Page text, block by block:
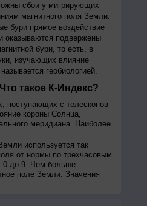
сбои у мигрирующих
магнитного поля Земли.
бури прямое воздействие
оказываются подвержены
бури, то есть, в
изучающих влияние
геобиологией.
такое К-Индекс?
поступающих с телескопов
короны Солнца,
меридиана. Наиболее
используется так
от нормы по трехчасовым
0 до 9. Чем больше
поле Земли. Значения